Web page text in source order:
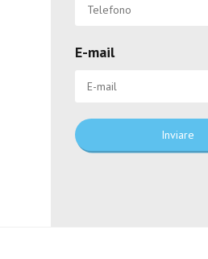
E-mail
Inviare